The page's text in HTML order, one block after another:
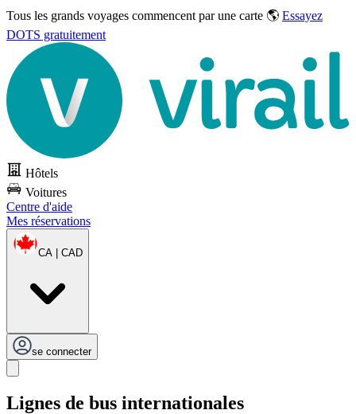
Tous les grands voyages commencent par une carte 🌎 Essayez
DOTS gratuitement
Hôtels
Voitures
Centre d'aide
Mes réservations
CA | CAD
se connecter
Lignes de bus internationales